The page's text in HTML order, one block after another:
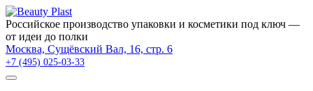
Российское производство упаковки и косметики под ключ —
от идеи до полки
Москва, Сущёвский Вал, 16, стр. 6
+7 (495) 025-03-33
×